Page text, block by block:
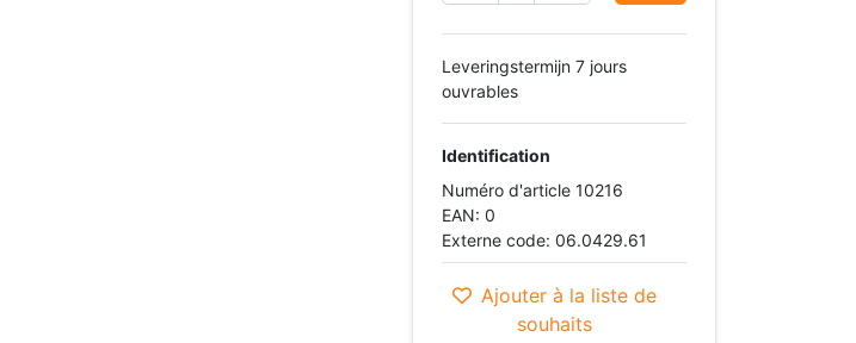
Leveringstermijn 7 jours
ouvrables
Identification
Numéro d'article 10216
EAN: 0
Externe code: 06.0429.61
Ajouter à la liste de
souhaits